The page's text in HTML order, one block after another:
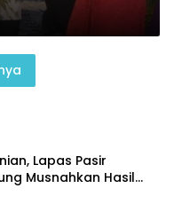
Lapas Pasir
Musnahkan Hasil